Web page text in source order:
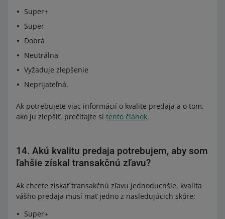
Super+
Super
Dobrá
Neutrálna
Vyžaduje zlepšenie
Neprijateľná.
Ak potrebujete viac informácií o kvalite predaja a o tom,
ako ju zlepšiť, prečítajte si tento článok.
14. Akú kvalitu predaja potrebujem, aby som
ľahšie získal transakčnú zľavu?
Ak chcete získať transakčnú zľavu jednoduchšie, kvalita
vášho predaja musí mať jedno z nasledujúcich skóre:
Super+